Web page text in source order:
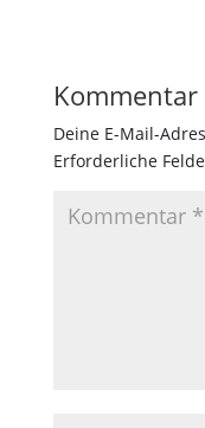
Kommentar
Deine E-Mail-
Erforderliche